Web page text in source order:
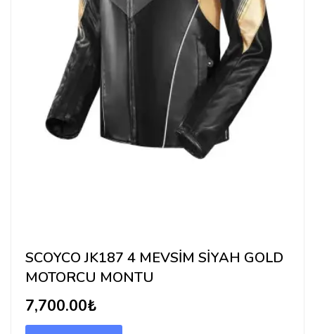
SCOYCO JK187 4 MEVSİM SİYAH GOLD
MOTORCU MONTU
7,700.00₺